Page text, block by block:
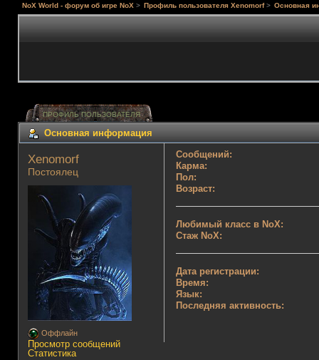
NoX World - форум об игре NoX > Профиль пользователя Xenomorf> Основная
ПРОФИЛЬ ПОЛЬЗОВАТЕЛЯ
Основная информация
Xenomorf
Постоялец
Оффлайн
Просмотр сообщений
Статистика
Сообщений:
Карма:
Пол:
Возраст:
Любимый класс в NoX:
Стаж NoX:
Дата регистрации:
Время:
Язык:
Последняя активность: